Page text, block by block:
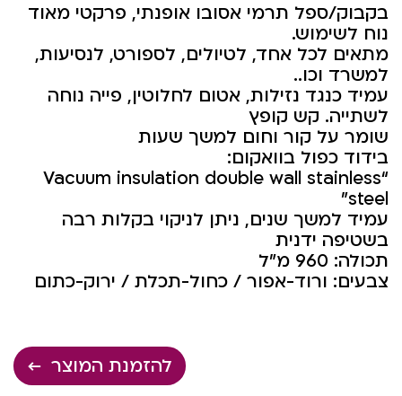
בקבוק/ספל תרמי אסובו אופנתי, פרקטי מאוד
נוח לשימוש.
מתאים לכל אחד, לטיולים, לספורט, לנסיעות,
למשרד וכו..
עמיד כנגד נזילות, אטום לחלוטין, פייה נוחה
לשתייה. קש קופץ
שומר על קור וחום למשך שעות
בידוד כפול בוואקום:
“Vacuum insulation double wall stainless
steel”
עמיד למשך שנים, ניתן לניקוי בקלות רבה
בשטיפה ידנית
תכולה: 960 מ”ל
צבעים: ורוד-אפור / כחול-תכלת / ירוק-כתום
להזמנת המוצר